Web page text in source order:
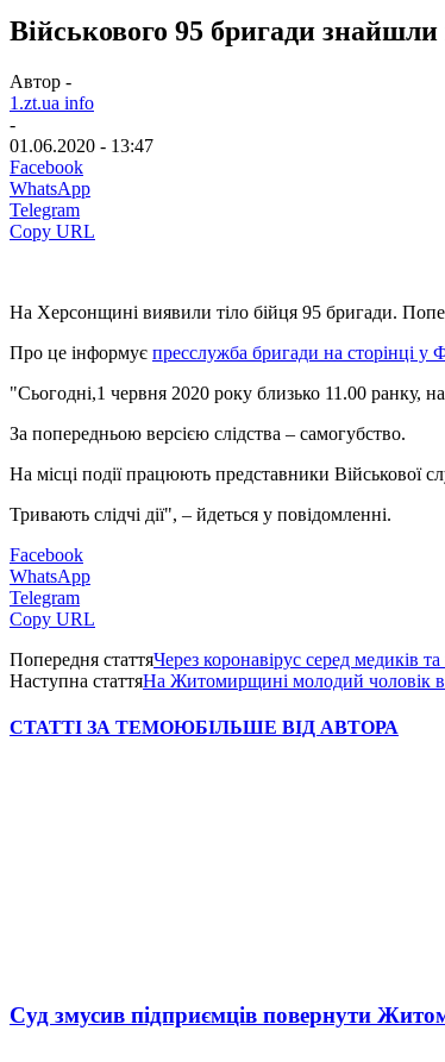
Військового 95 бригади
Автор -
1.zt.ua info
-
01.06.2020 - 13:47
Facebook
WhatsApp
Telegram
Copy URL
На Херсонщині виявили тіло бійця 95 бригади.
Про це інформує пресслужба бригади на сторінці у
"Сьогодні,1 червня 2020 року близько 11.00 ранку,
За попередньою версією слідства – самогубство.
На місці події працюють представники Військової
Тривають слідчі дії", – йдеться у повідомленні.
Facebook
WhatsApp
Telegram
Copy URL
Попередня статтяЧерез коронавірус серед медиків
Наступна статтяНа Житомирщині молодий чоловік
СТАТТІ ЗА ТЕМОЮБІЛЬШЕ ВІД АВТОРА
Суд змусив підприємців повернути